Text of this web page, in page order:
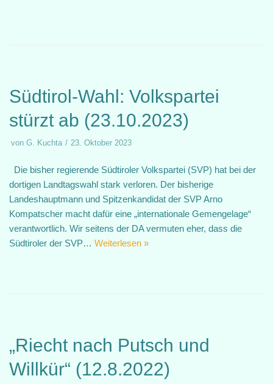
Südtirol-Wahl: Volkspartei
stürzt ab (23.10.2023)
von G. Kuchta 23. Oktober 2023
Die bisher regierende Südtiroler Volkspartei (SVP) hat bei der
dortigen Landtagswahl stark verloren. Der bisherige
Landeshauptmann und Spitzenkandidat der SVP Arno
Kompatscher macht dafür eine „internationale Gemengelage“
verantwortlich. Wir seitens der DA vermuten eher, dass die
Südtiroler der SVP… Weiterlesen »
„Riecht nach Putsch und
Willkür“ (12.8.2022)